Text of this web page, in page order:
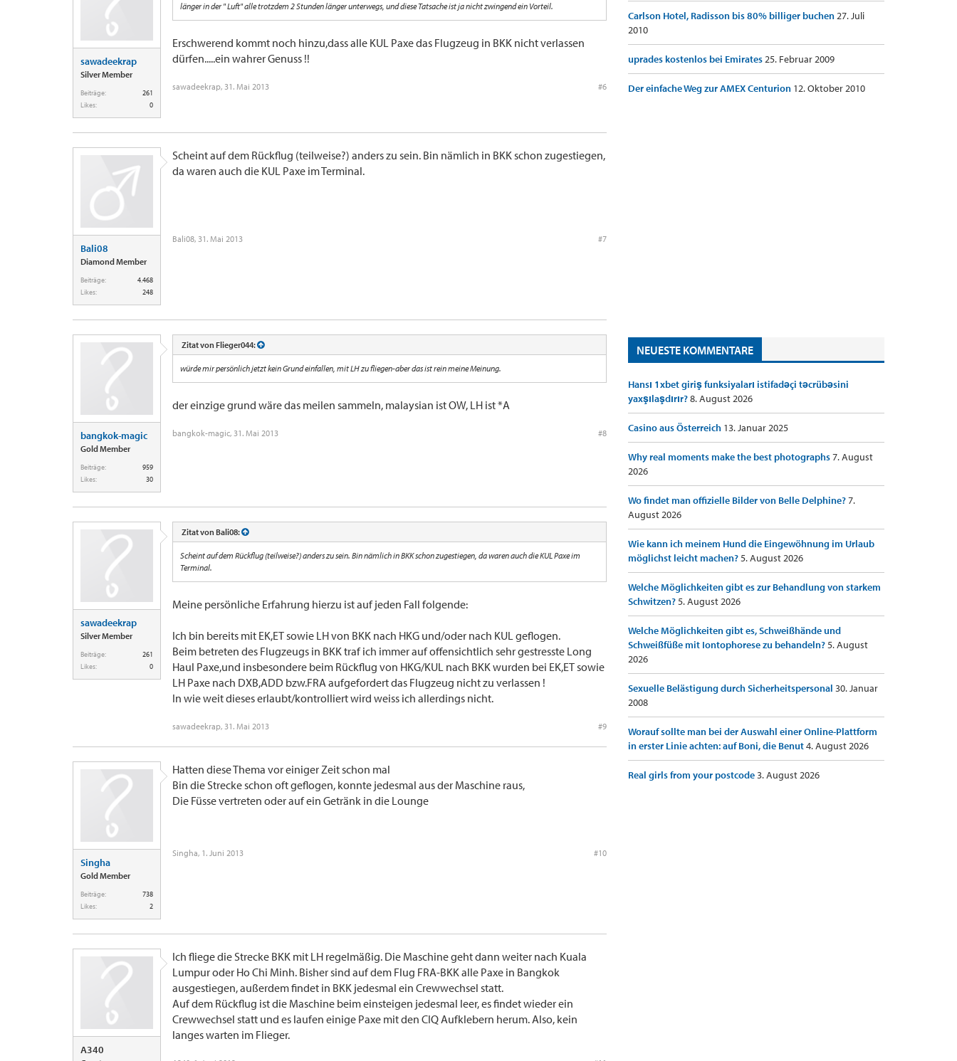
sawadeekrap
Silver Member
Beiträge:
261
Likes:
0
länger in der " Luft" alle trotzdem 2 Stunden länger unterwegs, und diese Tatsache ist ja nicht zwingend ein Vorteil.
Erschwerend kommt noch hinzu,dass alle KUL Paxe das Flugzeug in BKK nicht verlassen
dürfen.....ein wahrer Genuss !!
sawadeekrap, 31. Mai 2013 #6
Bali08
Diamond Member
Beiträge:
4.468
Likes:
248
Scheint auf dem Rückflug (teilweise?) anders zu sein. Bin nämlich in BKK schon zugestiegen,
da waren auch die KUL Paxe im Terminal.
Bali08, 31. Mai 2013 #7
bangkok-magic
Gold Member
Beiträge:
959
Likes:
30
Zitat von Flieger044:
würde mir persönlich jetzt kein Grund einfallen, mit LH zu fliegen-aber das ist rein meine Meinung.
der einzige grund wäre das meilen sammeln, malaysian ist OW, LH ist *A
bangkok-magic, 31. Mai 2013 #8
sawadeekrap
Silver Member
Beiträge:
261
Likes:
0
Zitat von Bali08:
Scheint auf dem Rückflug (teilweise?) anders zu sein. Bin nämlich in BKK schon zugestiegen, da waren auch die KUL Paxe im
Terminal.
Meine persönliche Erfahrung hierzu ist auf jeden Fall folgende:
Ich bin bereits mit EK,ET sowie LH von BKK nach HKG und/oder nach KUL geflogen.
Beim betreten des Flugzeugs in BKK traf ich immer auf offensichtlich sehr gestresste Long
Haul Paxe,und insbesondere beim Rückflug von HKG/KUL nach BKK wurden bei EK,ET sowie
LH Paxe nach DXB,ADD bzw.FRA aufgefordert das Flugzeug nicht zu verlassen !
In wie weit dieses erlaubt/kontrolliert wird weiss ich allerdings nicht.
sawadeekrap, 31. Mai 2013 #9
Singha
Gold Member
Beiträge:
738
Likes:
2
Hatten diese Thema vor einiger Zeit schon mal
Bin die Strecke schon oft geflogen, konnte jedesmal aus der Maschine raus,
Die Füsse vertreten oder auf ein Getränk in die Lounge
Singha, 1. Juni 2013 #10
A340
Ich fliege die Strecke BKK mit LH regelmäßig. Die Maschine geht dann weiter nach Kuala
Lumpur oder Ho Chi Minh. Bisher sind auf dem Flug FRA-BKK alle Paxe in Bangkok
ausgestiegen, außerdem findet in BKK jedesmal ein Crewwechsel statt.
Auf dem Rückflug ist die Maschine beim einsteigen jedesmal leer, es findet wieder ein
Crewwechsel statt und es laufen einige Paxe mit den CIQ Aufklebern herum. Also, kein
langes warten im Flieger.
Carlson Hotel, Radisson bis 80% billiger buchen27. Juli
2010
uprades kostenlos bei Emirates25. Februar 2009
Der einfache Weg zur AMEX Centurion 12. Oktober 2010
NEUESTE KOMMENTARE
Hansı 1xbet giriş funksiyaları istifadəçi təcrübəsini
yaxşılaşdırır?8. August 2026
Casino aus Österreich 13. Januar 2025
Why real moments make the best photographs7. August
2026
Wo findet man offizielle Bilder von Belle Delphine?7.
August 2026
Wie kann ich meinem Hund die Eingewöhnung im Urlaub
möglichst leicht machen?5. August 2026
Welche Möglichkeiten gibt es zur Behandlung von starkem
Schwitzen?5. August 2026
Welche Möglichkeiten gibt es, Schweißhände und
Schweißfüße mit Iontophorese zu behandeln?5. August
2026
Sexuelle Belästigung durch Sicherheitspersonal 30. Januar
2008
Worauf sollte man bei der Auswahl einer Online-Plattform
in erster Linie achten: auf Boni, die Benut4. August 2026
Real girls from your postcode3. August 2026